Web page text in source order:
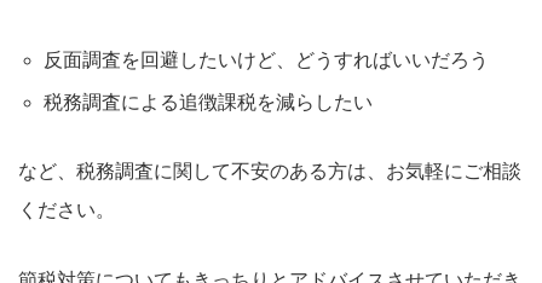
反面調査を回避したいけど、どうすればいいだろう
税務調査による追徴課税を減らしたい
など、税務調査に関して不安のある方は、お気軽にご相談
ください。